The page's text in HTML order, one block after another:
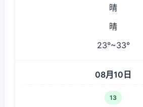
晴
晴
23°~33°
08月10日
13